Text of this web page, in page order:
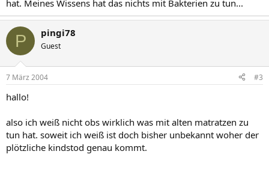
hat. Meines Wissens hat das nichts mit Bakterien zu tun...
P pingi78
Guest
7 März 2004 #3
hallo!
also ich weiß nicht obs wirklich was mit alten matratzen zu
tun hat. soweit ich weiß ist doch bisher unbekannt woher der
plötzliche kindstod genau kommt.